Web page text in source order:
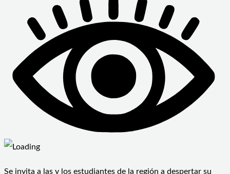
Se invita a las y los estudiantes de la región a despertar su